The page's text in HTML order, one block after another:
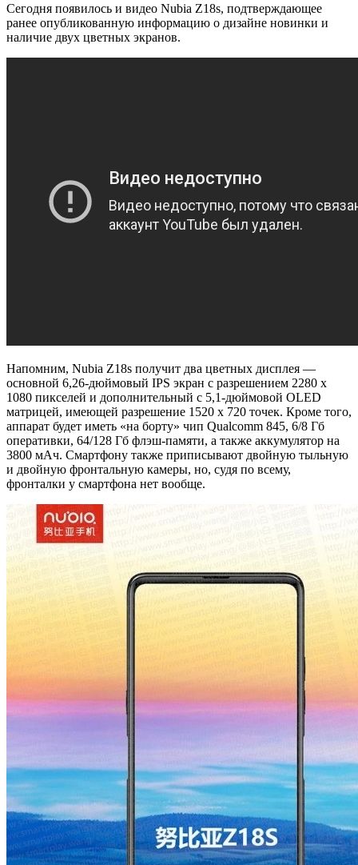
Сегодня появилось и видео Nubia Z18s, подтверждающее
ранее опубликованную информацию о дизайне новинки и
наличие двух цветных экранов.
Напомним, Nubia Z18s получит два цветных дисплея —
основной 6,26-дюймовый IPS экран с разрешением 2280 х
1080 пикселей и дополнительный с 5,1-дюймовой OLED
матрицей, имеющей разрешение 1520 х 720 точек. Кроме того,
аппарат будет иметь «на борту» чип Qualcomm 845, 6/8 Гб
оперативки, 64/128 Гб флэш-памяти, а также аккумулятор на
3800 мАч. Смартфону также приписывают двойную тыльную
и двойную фронтальную камеры, но, судя по всему,
фронталки у смартфона нет вообще.